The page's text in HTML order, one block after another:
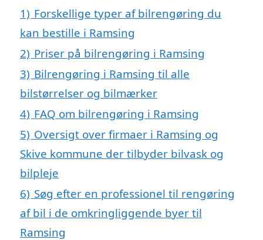
1) Forskellige typer af bilrengøring du
kan bestille i Ramsing
2) Priser på bilrengøring i Ramsing
3) Bilrengøring i Ramsing til alle
bilstørrelser og bilmærker
4) FAQ om bilrengøring i Ramsing
5) Oversigt over firmaer i Ramsing og
Skive kommune der tilbyder bilvask og
bilpleje
6) Søg efter en professionel til rengøring
af bil i de omkringliggende byer til
Ramsing